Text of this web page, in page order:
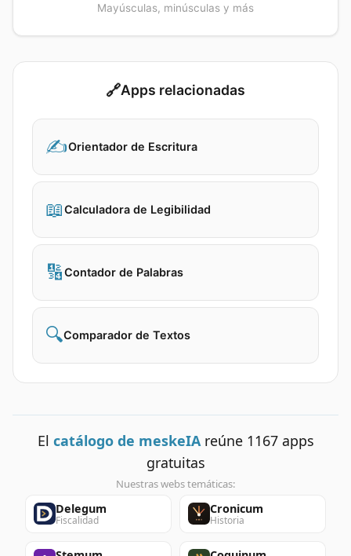
Mayúsculas, minúsculas y más
🔗Apps relacionadas
✍️Orientador de Escritura
📖Calculadora de Legibilidad
🔢Contador de Palabras
🔍Comparador de Textos
El catálogo de meskeIA reúne 1167apps
gratuitas
Nuestras webs temáticas:
Delegum
Fiscalidad
Cronicum
Historia